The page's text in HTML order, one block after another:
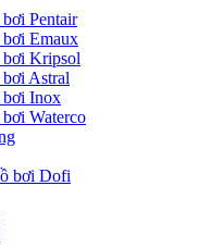
Pentair
Emaux
Kripsol
Astral
bơi Inox
Waterco
bơi Dofi